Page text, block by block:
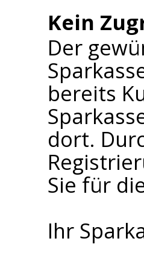
Kein
Der
bereits
dort.
Sie für
Ihr